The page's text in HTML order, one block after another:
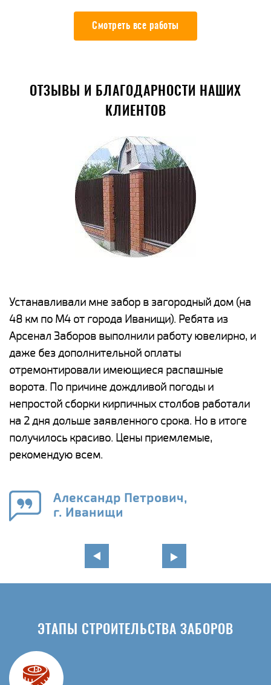
Смотреть все работы
ОТЗЫВЫ И БЛАГОДАРНОСТИ НАШИХ
КЛИЕНТОВ
Устанавливали мне забор в загородный дом (на
48 км по М4 от города Иванищи). Ребята из
Арсенал Заборов выполнили работу ювелирно, и
даже без дополнительной оплаты
отремонтировали имеющиеся распашные
ворота. По причине дождливой погоды и
непростой сборки кирпичных столбов работали
на 2 дня дольше заявленного срока. Но в итоге
получилось красиво. Цены приемлемые,
рекомендую всем.
Александр Петрович,
г. Иванищи
ЭТАПЫ СТРОИТЕЛЬСТВА ЗАБОРОВ